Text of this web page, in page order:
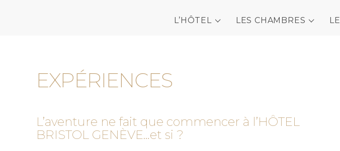
L’HÔTEL LES CHAMBRES
EXPÉRIENCES
L’aventure ne fait que commencer à l’HÔTEL
BRISTOL GENÈVE…et si ?